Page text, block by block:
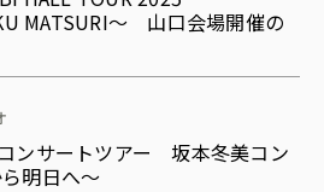
MATSURI〜 山口会場開催の
ンサートツアー 坂本冬美コン
明日へ～